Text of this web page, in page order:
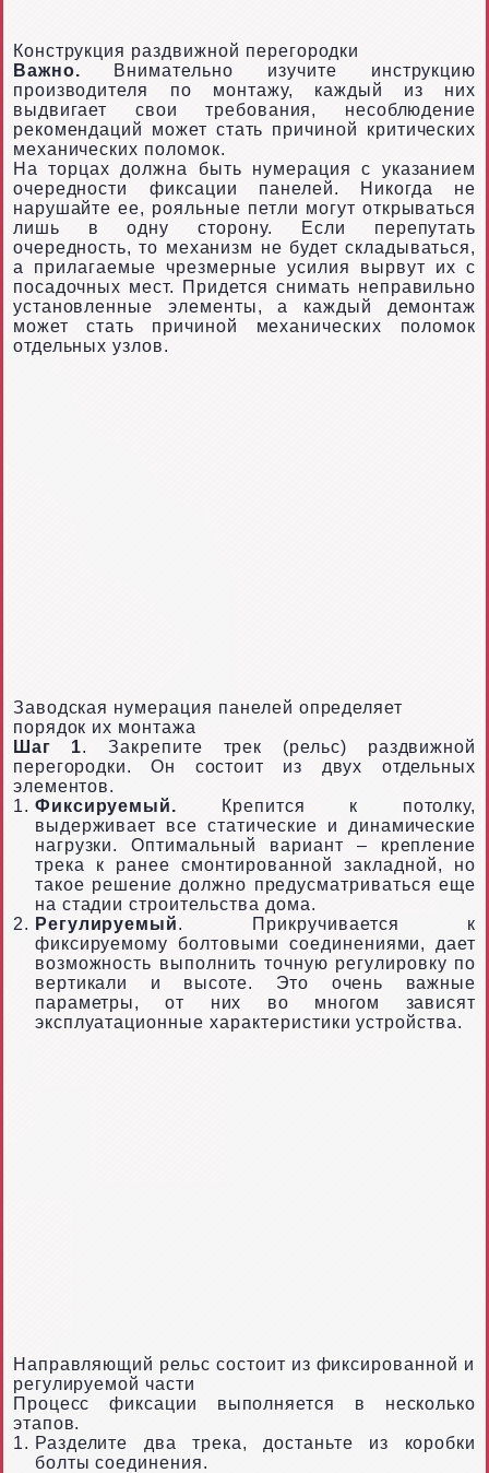
Конструкция раздвижной перегородки
Важно. Внимательно изучите инструкцию
производителя по монтажу, каждый из них
выдвигает свои требования, несоблюдение
рекомендаций может стать причиной критических
механических поломок.
На торцах должна быть нумерация с указанием
очередности фиксации панелей. Никогда не
нарушайте ее, рояльные петли могут открываться
лишь в одну сторону. Если перепутать
очередность, то механизм не будет складываться,
а прилагаемые чрезмерные усилия вырвут их с
посадочных мест. Придется снимать неправильно
установленные элементы, а каждый демонтаж
может стать причиной механических поломок
отдельных узлов.
Заводская нумерация панелей определяет
порядок их монтажа
Шаг 1. Закрепите трек (рельс) раздвижной
перегородки. Он состоит из двух отдельных
элементов.
Фиксируемый. Крепится к потолку,
выдерживает все статические и динамические
нагрузки. Оптимальный вариант – крепление
трека к ранее смонтированной закладной, но
такое решение должно предусматриваться еще
на стадии строительства дома.
Регулируемый. Прикручивается к
фиксируемому болтовыми соединениями, дает
возможность выполнить точную регулировку по
вертикали и высоте. Это очень важные
параметры, от них во многом зависят
эксплуатационные характеристики устройства.
Направляющий рельс состоит из фиксированной и
регулируемой части
Процесс фиксации выполняется в несколько
этапов.
Разделите два трека, достаньте из коробки
болты соединения.